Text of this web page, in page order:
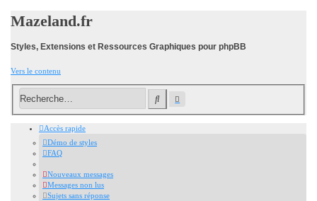
Mazeland.fr
Styles, Extensions et Ressources Graphiques pour phpBB
Vers le contenu
Rechercher
avancée
Accès rapide
Démo de styles
FAQ
Nouveaux messages
Messages non lus
Sujets sans réponse